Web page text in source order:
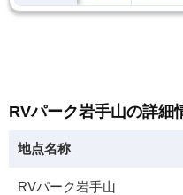
RVパーク岩手山の詳細
地点名称
RVパーク岩手山